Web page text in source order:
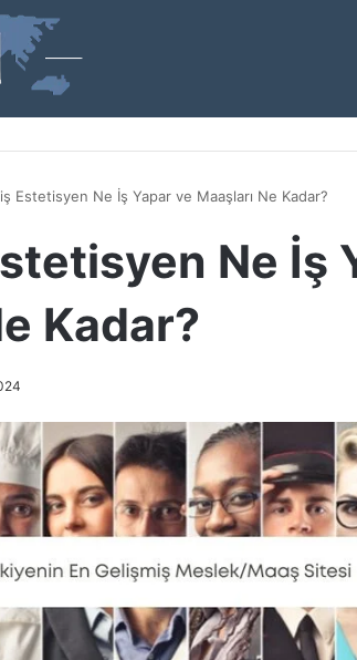
Estetisyen Ne İş Yapar ve Maaşları Ne Kadar?
Ne İş
Kadar?